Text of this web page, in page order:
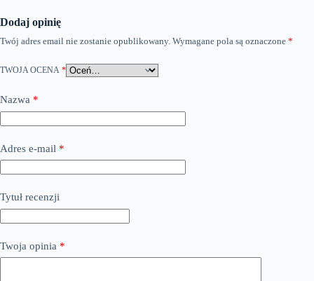
Dodaj opinię
Twój adres email nie zostanie opublikowany. Wymagane pola są oznaczone *
TWOJA OCENA *
Nazwa *
Adres e-mail *
Tytuł recenzji
Twoja opinia *